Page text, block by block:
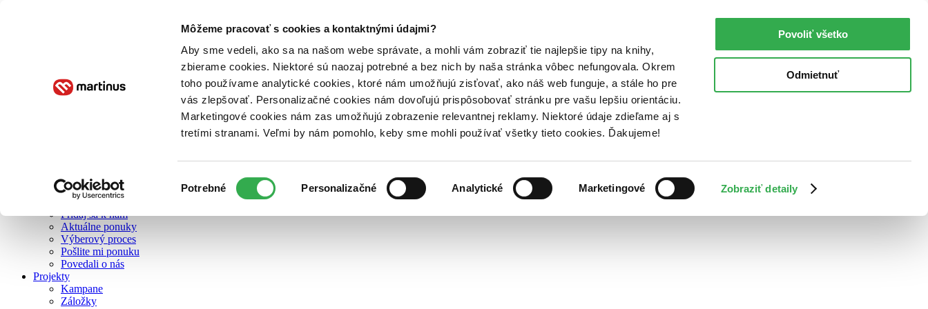
Môžeme pracovať s cookies a kontaktnými údajmi?
Aby sme vedeli, ako sa na našom webe správate, a mohli vám zobraziť tie najlepšie tipy na knihy,
zbierame cookies. Niektoré sú naozaj potrebné a bez nich by naša stránka vôbec nefungovala. Okrem
toho používame analytické cookies, ktoré nám umožňujú zisťovať, ako náš web funguje, a stále ho pre
vás zlepšovať. Personalizačné cookies nám dovoľujú prispôsobovať stránku pre vašu lepšiu orientáciu.
Marketingové cookies nám zas umožňujú zobrazenie relevantnej reklamy. Niektoré údaje zdieľame aj s
tretími stranami. Veľmi by nám pomohlo, keby sme mohli používať všetky tieto cookies. Ďakujeme!
súhlasu
Potrebné Personalizačné Analytické Marketingové Zobraziť detaily
Povoliť všetko
Odmietnuť
O nás
Zelený Martinus
Nerobíme rozdiely
Pridaj sa k nám
Aktuálne ponuky
Výberový proces
Pošlite mi ponuku
Povedali o nás
Projekty
Kampane
Záložky